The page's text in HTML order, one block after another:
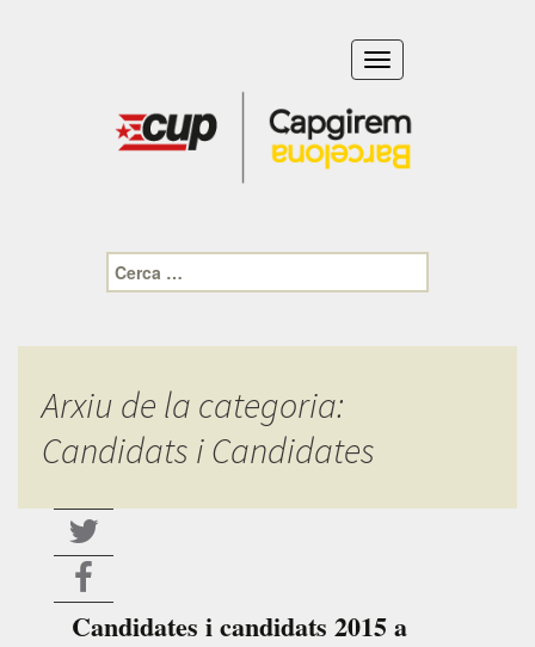
Toggle
navigation
Cerca:
Arxiu de la categoria:
Candidats i Candidates
Candidates i candidats 2015 a